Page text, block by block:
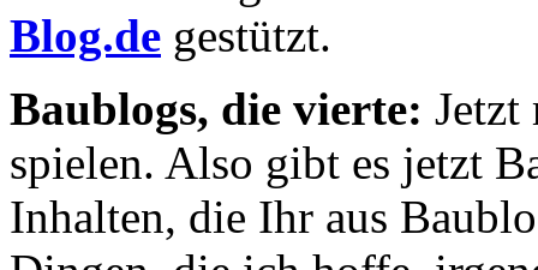
Blog.de gestützt.
Baublogs, die vierte: Jetzt
spielen. Also gibt es jetzt
Inhalten, die Ihr aus